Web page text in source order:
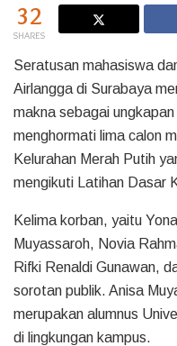
32
SHARES
Seratusan mahasiswa
Airlangga di Surabaya
makna sebagai
menghormati lima calon
Kelurahan Merah Putih
mengikuti Latihan Dasar
Kelima korban, yaitu
Muyassaroh, Novia
Rifki Renaldi Gunawan,
sorotan publik. Anisa
merupakan alumnus
di lingkungan kampus.